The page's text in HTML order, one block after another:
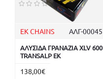
EK CHAINS ΑΛΓ-00045
ΑΛΥΣΙΔΑ ΓΡΑΝΑΖΙΑ XLV 600
TRANSALP EK
138,00€